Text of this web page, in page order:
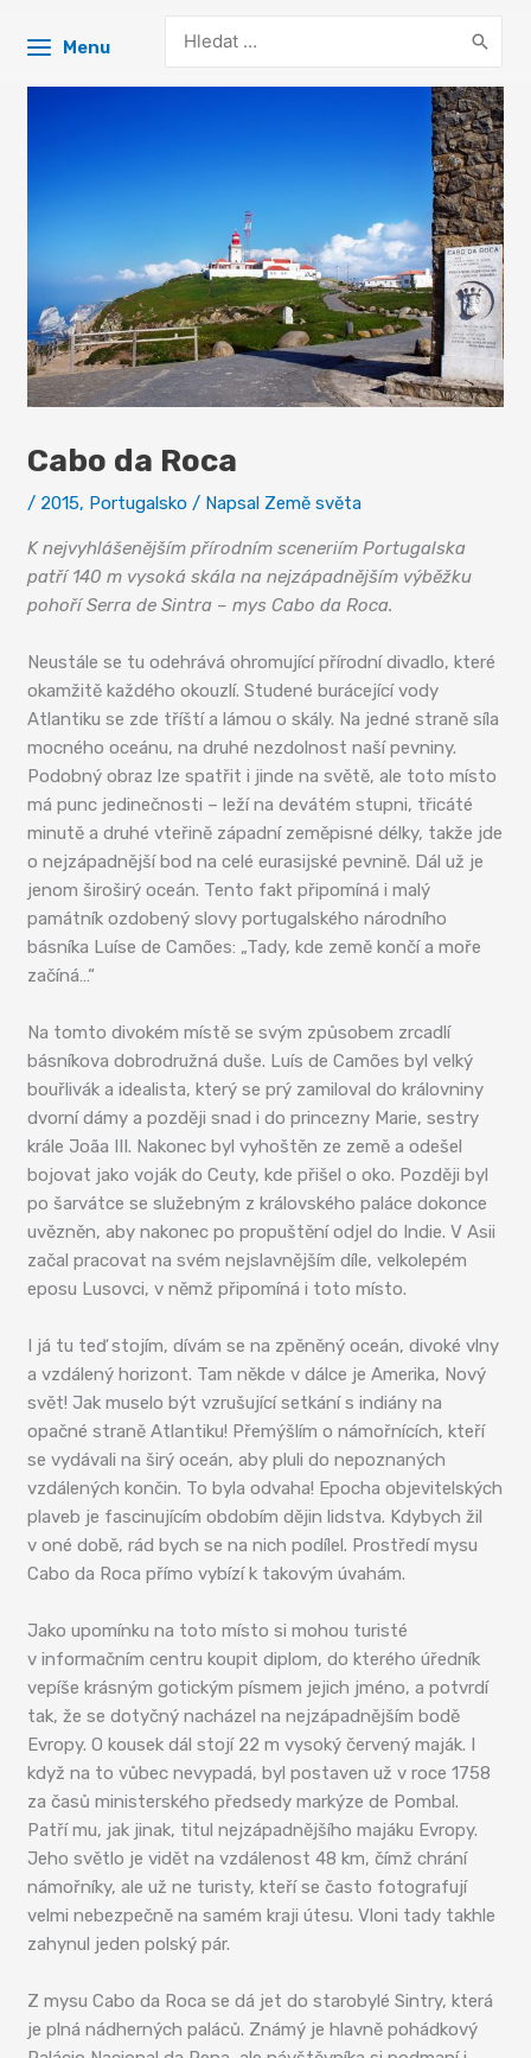
Menu
for:
Cabo da Roca
/ 2015, Portugalsko / Napsal Země světa
K nejvyhlášenějším přírodním sceneriím Portugalska
patří 140 m vysoká skála na nejzápadnějším výběžku
pohoří Serra de Sintra – mys Cabo da Roca.
Neustále se tu odehrává ohromující přírodní divadlo, které
okamžitě každého okouzlí. Studené burácející vody
Atlantiku se zde tříští a lámou o skály. Na jedné straně síla
mocného oceánu, na druhé nezdolnost naší pevniny.
Podobný obraz lze spatřit i jinde na světě, ale toto místo
má punc jedinečnosti – leží na devátém stupni, třicáté
minutě a druhé vteřině západní zeměpisné délky, takže jde
o nejzápadnější bod na celé eurasijské pevnině. Dál už je
jenom široširý oceán. Tento fakt připomíná i malý
památník ozdobený slovy portugalského národního
básníka Luíse de Camões: „Tady, kde země končí a moře
začíná…“
Na tomto divokém místě se svým způsobem zrcadlí
básníkova dobrodružná duše. Luís de Camões byl velký
bouřlivák a idealista, který se prý zamiloval do královniny
dvorní dámy a později snad i do princezny Marie, sestry
krále Joãa III. Nakonec byl vyhoštěn ze země a odešel
bojovat jako voják do Ceuty, kde přišel o oko. Později byl
po šarvátce se služebným z královského paláce dokonce
uvězněn, aby nakonec po propuštění odjel do Indie. V Asii
začal pracovat na svém nejslavnějším díle, velkolepém
eposu Lusovci, v němž připomíná i toto místo.
I já tu teď stojím, dívám se na zpěněný oceán, divoké vlny
a vzdálený horizont. Tam někde v dálce je Amerika, Nový
svět! Jak muselo být vzrušující setkání s indiány na
opačné straně Atlantiku! Přemýšlím o námořnících, kteří
se vydávali na širý oceán, aby pluli do nepoznaných
vzdálených končin. To byla odvaha! Epocha objevitelských
plaveb je fascinujícím obdobím dějin lidstva. Kdybych žil
v oné době, rád bych se na nich podílel. Prostředí mysu
Cabo da Roca přímo vybízí k takovým úvahám.
Jako upomínku na toto místo si mohou turisté
v informačním centru koupit diplom, do kterého úředník
vepíše krásným gotickým písmem jejich jméno, a potvrdí
tak, že se dotyčný nacházel na nejzápadnějším bodě
Evropy. O kousek dál stojí 22 m vysoký červený maják. I
když na to vůbec nevypadá, byl postaven už v roce 1758
za časů ministerského předsedy markýze de Pombal.
Patří mu, jak jinak, titul nejzápadnějšího majáku Evropy.
Jeho světlo je vidět na vzdálenost 48 km, čímž chrání
námořníky, ale už ne turisty, kteří se často fotografují
velmi nebezpečně na samém kraji útesu. Vloni tady takhle
zahynul jeden polský pár.
Z mysu Cabo da Roca se dá jet do starobylé Sintry, která
je plná nádherných paláců. Známý je hlavně pohádkový